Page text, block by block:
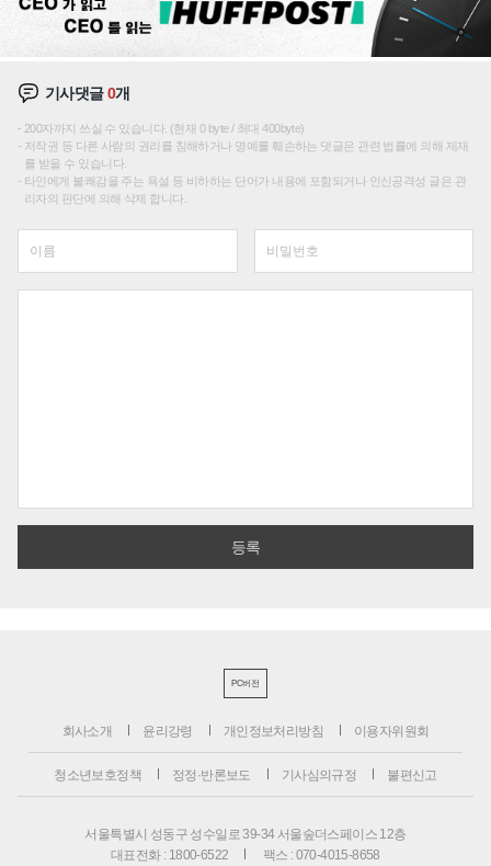
기사댓글0개
200자까지 쓰실 수 있습니다. (현재 0 byte / 최대 400byte)
저작권 등 다른 사람의 권리를 침해하거나 명예를 훼손하는 댓글은 관련 법률에 의해 제재
를 받을 수 있습니다.
타인에게 불쾌감을 주는 욕설 등 비하하는 단어가 내용에 포함되거나 인신공격성 글은 관
리자의 판단에 의해 삭제 합니다.
PC버전
회사소개 윤리강령 개인정보처리방침 이용자위원회
청소년보호정책 정정·반론보도 기사심의규정 불편신고
서울특별시 성동구 성수일로 39-34 서울숲더스페이스 12층
대표전화 : 1800-6522
팩스 : 070-4015-8658